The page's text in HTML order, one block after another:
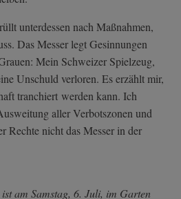
unterdessen nach Maßnahmen,
Das Messer legt Gesinnungen
Mein Schweizer Spielzeug,
Unschuld verloren. Es erzählt mir,
tranchiert werden kann. Ich
aller Verbotszonen und
Rechte nicht das Messer in der
ist am Samstag, 6. Juli, im Garten